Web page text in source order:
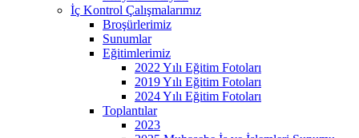
İç Kontrol Çalışmalarımız
Broşürlerimiz
Sunumlar
Eğitimlerimiz
2022 Yılı Eğitim Fotoları
2019 Yılı Eğitim Fotoları
2024 Yılı Eğitim Fotoları
Toplantılar
2023